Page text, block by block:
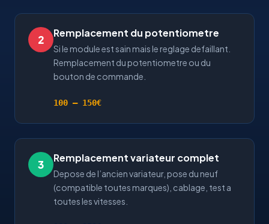
2
Remplacement du potentiometre
Si le module est sain mais le reglage defaillant.
Remplacement du potentiometre ou du
bouton de commande.
100 — 150€
3
Remplacement variateur complet
Depose de l’ancien variateur, pose du neuf
(compatible toutes marques), cablage, test a
toutes les vitesses.